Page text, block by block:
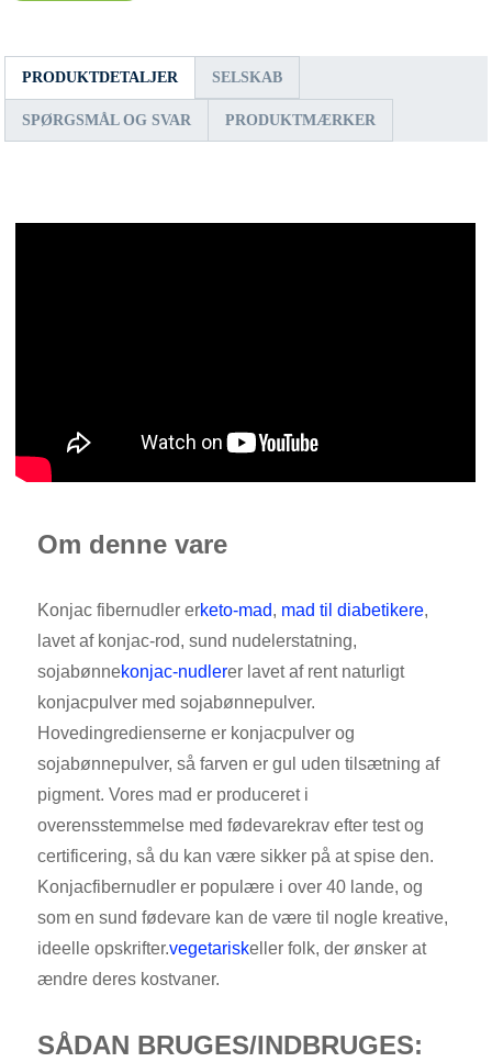
PRODUKTDETALJER SELSKAB
SPØRGSMÅL OG SVAR PRODUKTMÆRKER
Om denne vare
Konjac fibernudler erketo-mad, mad til diabetikere,
lavet af konjac-rod, sund nudelerstatning,
sojabønnekonjac-nudlerer lavet af rent naturligt
konjacpulver med sojabønnepulver.
Hovedingredienserne er konjacpulver og
sojabønnepulver, så farven er gul uden tilsætning af
pigment. Vores mad er produceret i
overensstemmelse med fødevarekrav efter test og
certificering, så du kan være sikker på at spise den.
Konjacfibernudler er populære i over 40 lande, og
som en sund fødevare kan de være til nogle kreative,
ideelle opskrifter.vegetariskeller folk, der ønsker at
ændre deres kostvaner.
SÅDAN BRUGES/INDBRUGES: